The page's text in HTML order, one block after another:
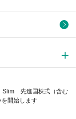
Slim 先進国株式（含む
開始します